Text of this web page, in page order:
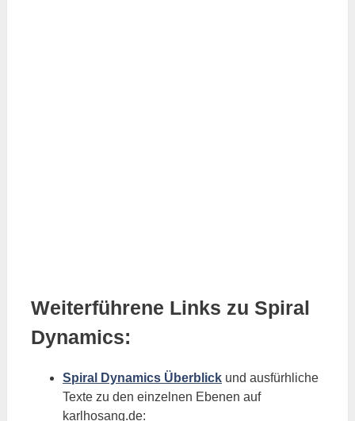
Weiterführene Links zu Spiral
Dynamics:
Spiral Dynamics Überblick und ausfürhliche
Texte zu den einzelnen Ebenen auf
karlhosang.de: